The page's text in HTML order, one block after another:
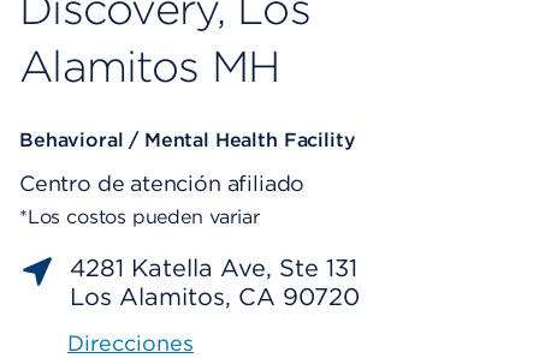
Alamitos MH
Behavioral / Mental Health Facility
Centro de atención afiliado
*Los costos pueden variar
4281 Katella Ave, Ste 131
Los Alamitos, CA 90720
Direcciones